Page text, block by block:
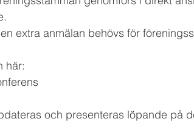
extra anmälan behövs för
här:
och presenteras löpande på